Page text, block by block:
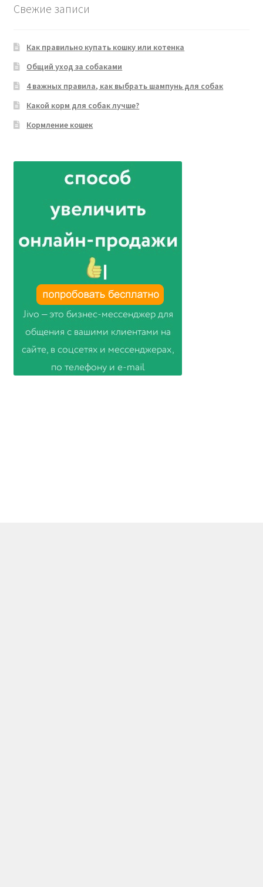
Свежие записи
Как правильно купать кошку или котенка
Общий уход за собаками
4 важных правила, как выбрать шампунь для собак
Какой корм для собак лучше?
Кормление кошек